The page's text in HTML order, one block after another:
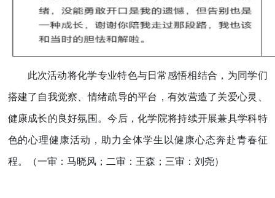
此次活动将化学专业特色与日常感悟相结合，为同学们
搭建了自我觉察、情绪疏导的平台，有效营造了关爱心灵、
健康成长的良好氛围。今后，化学院将持续开展兼具学科特
色的心理健康活动，助力全体学生以健康心态奔赴青春征
程。 （一审：马晓风；二审：王森；三审：刘尧）